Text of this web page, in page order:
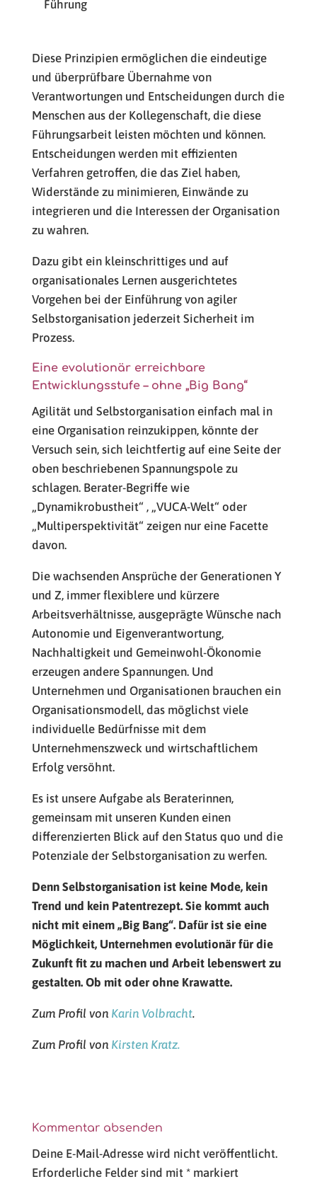
Führung
Diese Prinzipien ermöglichen die eindeutige
und überprüfbare Übernahme von
Verantwortungen und Entscheidungen durch die
Menschen aus der Kollegenschaft, die diese
Führungsarbeit leisten möchten und können.
Entscheidungen werden mit effizienten
Verfahren getroffen, die das Ziel haben,
Widerstände zu minimieren, Einwände zu
integrieren und die Interessen der Organisation
zu wahren.
Dazu gibt ein kleinschrittiges und auf
organisationales Lernen ausgerichtetes
Vorgehen bei der Einführung von agiler
Selbstorganisation jederzeit Sicherheit im
Prozess.
Eine evolutionär erreichbare
Entwicklungsstufe – ohne „Big Bang“
Agilität und Selbstorganisation einfach mal in
eine Organisation reinzukippen, könnte der
Versuch sein, sich leichtfertig auf eine Seite der
oben beschriebenen Spannungspole zu
schlagen. Berater-Begriffe wie
„Dynamikrobustheit“ , „VUCA-Welt“ oder
„Multiperspektivität“ zeigen nur eine Facette
davon.
Die wachsenden Ansprüche der Generationen Y
und Z, immer flexiblere und kürzere
Arbeitsverhältnisse, ausgeprägte Wünsche nach
Autonomie und Eigenverantwortung,
Nachhaltigkeit und Gemeinwohl-Ökonomie
erzeugen andere Spannungen. Und
Unternehmen und Organisationen brauchen ein
Organisationsmodell, das möglichst viele
individuelle Bedürfnisse mit dem
Unternehmenszweck und wirtschaftlichem
Erfolg versöhnt.
Es ist unsere Aufgabe als Beraterinnen,
gemeinsam mit unseren Kunden einen
differenzierten Blick auf den Status quo und die
Potenziale der Selbstorganisation zu werfen.
Denn Selbstorganisation ist keine Mode, kein
Trend und kein Patentrezept. Sie kommt auch
nicht mit einem „Big Bang“. Dafür ist sie eine
Möglichkeit, Unternehmen evolutionär für die
Zukunft fit zu machen und Arbeit lebenswert zu
gestalten. Ob mit oder ohne Krawatte.
Zum Profil von Karin Volbracht.
Zum Profil von Kirsten Kratz.
Kommentar absenden
Deine E-Mail-Adresse wird nicht veröffentlicht.
Erforderliche Felder sind mit *markiert